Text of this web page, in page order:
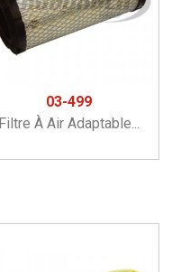
03-499
Filtre À Air Adaptable...